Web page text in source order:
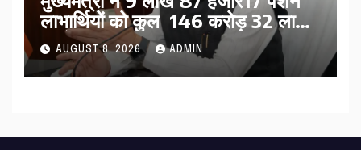
लाभार्थियों को कुल 146 करोड़ 32 लाख
की पेंशन राशि का किया भुगतान
AUGUST 8, 2026 ADMIN